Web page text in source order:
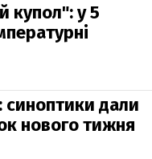
купол": у 5
синоптики дали
нового тижня